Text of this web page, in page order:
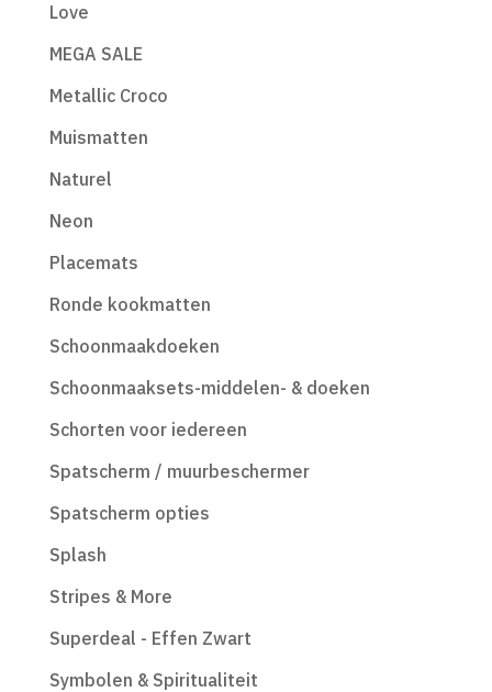
Love
MEGA SALE
Metallic Croco
Muismatten
Naturel
Neon
Placemats
Ronde kookmatten
Schoonmaakdoeken
Schoonmaaksets-middelen- & doeken
Schorten voor iedereen
Spatscherm / muurbeschermer
Spatscherm opties
Splash
Stripes & More
Superdeal - Effen Zwart
Symbolen & Spiritualiteit